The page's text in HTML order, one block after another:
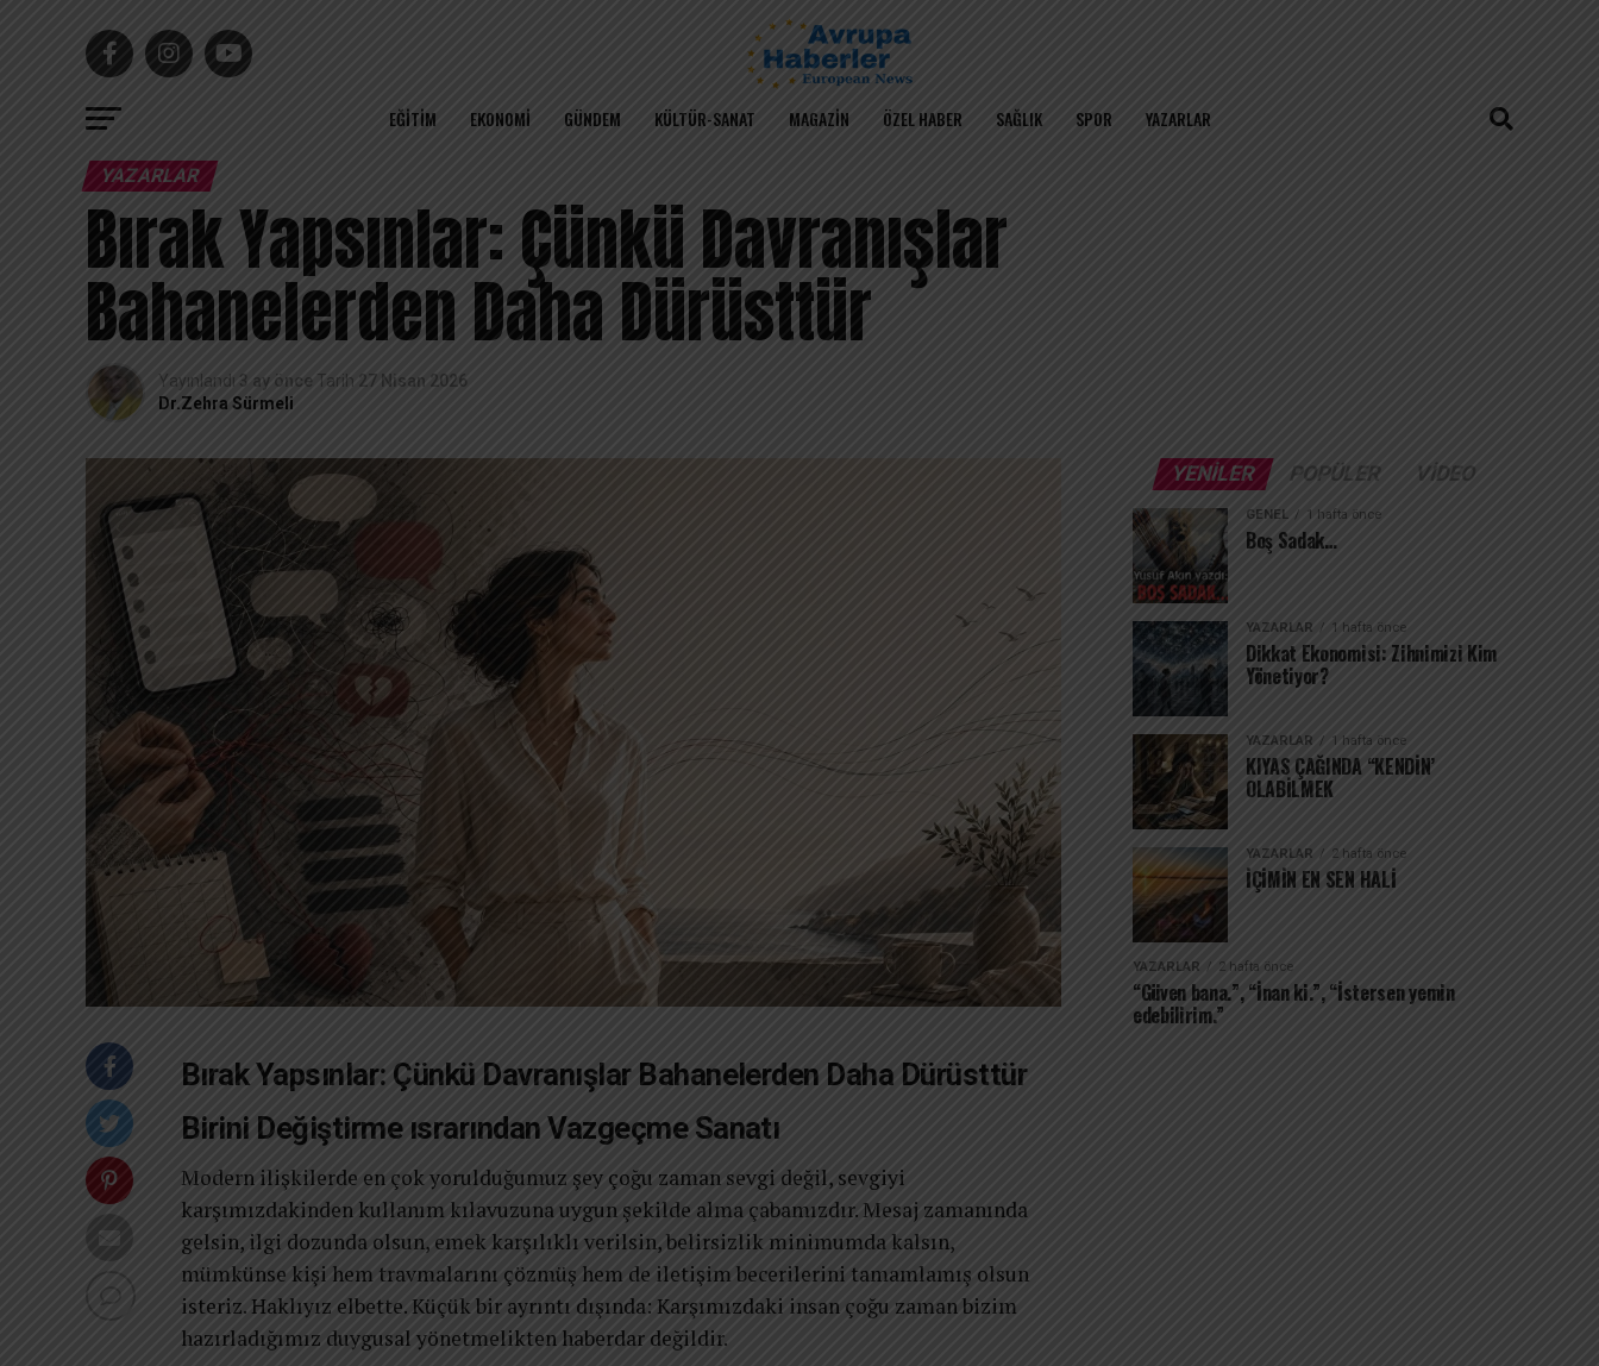
EĞITIM EKONOMI GÜNDEM KÜLTÜR-SANAT MAGAZIN ÖZEL HABER SAĞLIK SPOR YAZARLAR
YAZARLAR
Bırak Yapsınlar: Çünkü Davranışlar
Bahanelerden Daha Dürüsttür
Yayınlandı 3 ay önce Tarih 27 Nisan 2026
Dr.Zehra Sürmeli
Bırak Yapsınlar: Çünkü Davranışlar Bahanelerden Daha Dürüsttür
Birini Değiştirme ısrarından Vazgeçme Sanatı
Modern ilişkilerde en çok yorulduğumuz şey çoğu zaman sevgi değil, sevgiyi
karşımızdakinden kullanım kılavuzuna uygun şekilde alma çabamızdır. Mesaj zamanında
gelsin, ilgi dozunda olsun, emek karşılıklı verilsin, belirsizlik minimumda kalsın,
mümkünse kişi hem travmalarını çözmüş hem de iletişim becerilerini tamamlamış olsun
isteriz. Haklıyız elbette. Küçük bir ayrıntı dışında: Karşımızdaki insan çoğu zaman bizim
hazırladığımız duygusal yönetmelikten haberdar değildir.
YENILER POPÜLER VIDEO
GENEL 1 hafta önce
Boş Sadak…
YAZARLAR 1 hafta önce
Dikkat Ekonomisi: Zihnimizi Kim
Yönetiyor?
YAZARLAR 1 hafta önce
KIYAS ÇAĞINDA “KENDİN’
OLABİLMEK
YAZARLAR 2 hafta önce
İÇİMİN EN SEN HALİ
YAZARLAR 2 hafta önce
“Güven bana.”, “İnan ki.”, “İstersen yemin
edebilirim.”